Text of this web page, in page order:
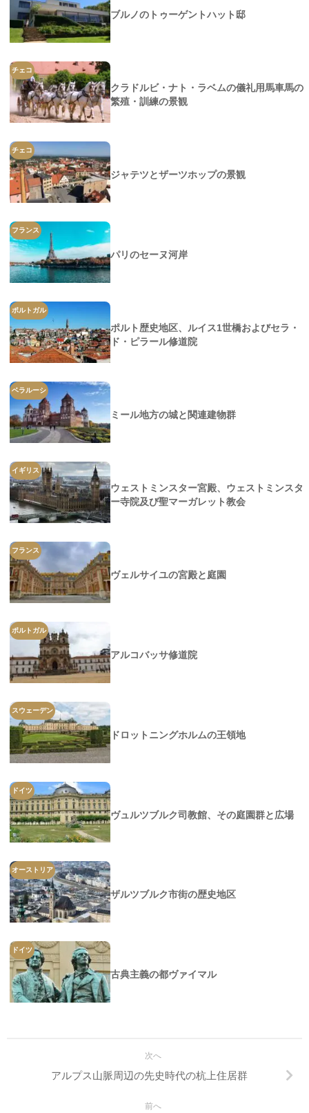
ブルノのトゥーゲントハット邸
チェコ
クラドルビ・ナト・ラベムの儀礼用馬車馬の
繁殖・訓練の景観
チェコ
ジャテツとザーツホップの景観
フランス
パリのセーヌ河岸
ポルトガル
ポルト歴史地区、ルイス1世橋およびセラ・
ド・ピラール修道院
ベラルーシ
ミール地方の城と関連建物群
イギリス
ウェストミンスター宮殿、ウェストミンスタ
ー寺院及び聖マーガレット教会
フランス
ヴェルサイユの宮殿と庭園
ポルトガル
アルコバッサ修道院
スウェーデン
ドロットニングホルムの王領地
ドイツ
ヴュルツブルク司教館、その庭園群と広場
オーストリア
ザルツブルク市街の歴史地区
ドイツ
古典主義の都ヴァイマル
次へ
アルプス山脈周辺の先史時代の杭上住居群
前へ